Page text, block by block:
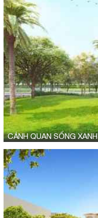
CẢNH QUAN SỐNG XANH